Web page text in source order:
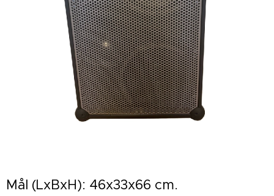
Mål (LxBxH): 46x33x66 cm.